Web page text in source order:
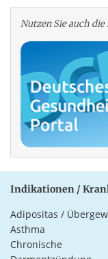
Nutzen Sie auch
Indikationen /
Adipositas /
Asthma
Chronische